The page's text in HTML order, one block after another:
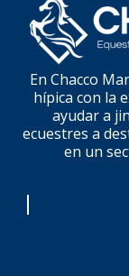
En Chacco
hípica con la
ayudar a
ecuestres a
en un